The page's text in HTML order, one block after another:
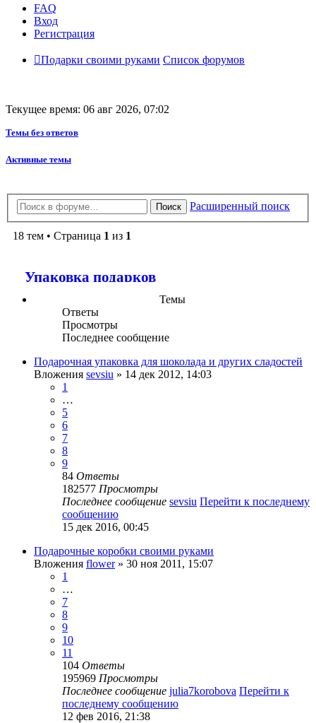
FAQ
Вход
Регистрация
Подарки своими руками Список форумов
Текущее время: 06 авг 2026, 07:02
Темы без ответов
Активные темы
Поиск Расширенный поиск
18 тем • Страница 1 из 1
Упаковка подарков
Темы
Ответы
Просмотры
Последнее сообщение
Подарочная упаковка для шоколада и других сладостей
Вложения sevsiu » 14 дек 2012, 14:03
1
…
5
6
7
8
9
84 Ответы
182577 Просмотры
Последнее сообщение sevsiu Перейти к последнему
сообщению
15 дек 2016, 00:45
Подарочные коробки своими руками
Вложения flower» 30 ноя 2011, 15:07
1
…
7
8
9
10
11
104 Ответы
195969 Просмотры
Последнее сообщение julia7korobova Перейти к
последнему сообщению
12 фев 2016, 21:38